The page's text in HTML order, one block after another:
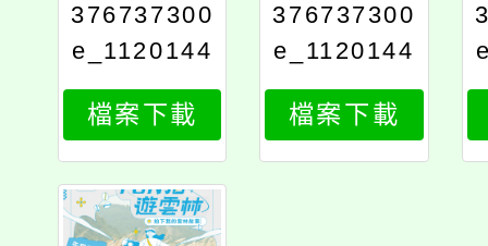
376737300
e_1120144
796_attach
1
檔案下載
376737300
e_1120144
796_attach
4
檔案下載